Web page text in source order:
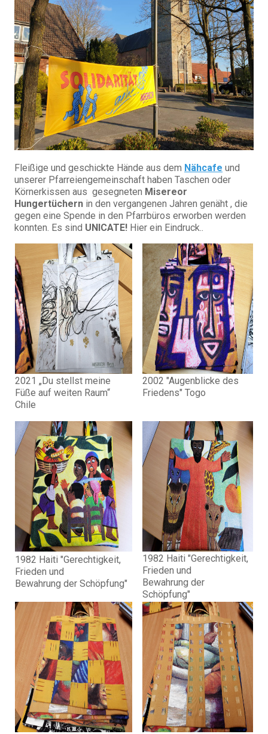
Fleißige und geschickte Hände aus dem Nähcafe und
unserer Pfarreiengemeinschaft haben Taschen oder
Körnerkissen aus gesegneten Misereor
Hungertüchern in den vergangenen Jahren genäht , die
gegen eine Spende in den Pfarrbüros erworben werden
konnten. Es sind UNICATE! Hier ein Eindruck..
2021 „Du stellst meine
Füße auf weiten Raum“
Chile
2002 "Augenblicke des
Friedens" Togo
1982 Haiti "Gerechtigkeit,
Frieden und
Bewahrung der Schöpfung"
1982 Haiti "Gerechtigkeit,
Frieden und
Bewahrung der
Schöpfung"